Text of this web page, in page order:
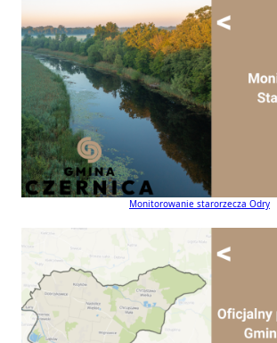
Monitorowanie starorzecza Odry